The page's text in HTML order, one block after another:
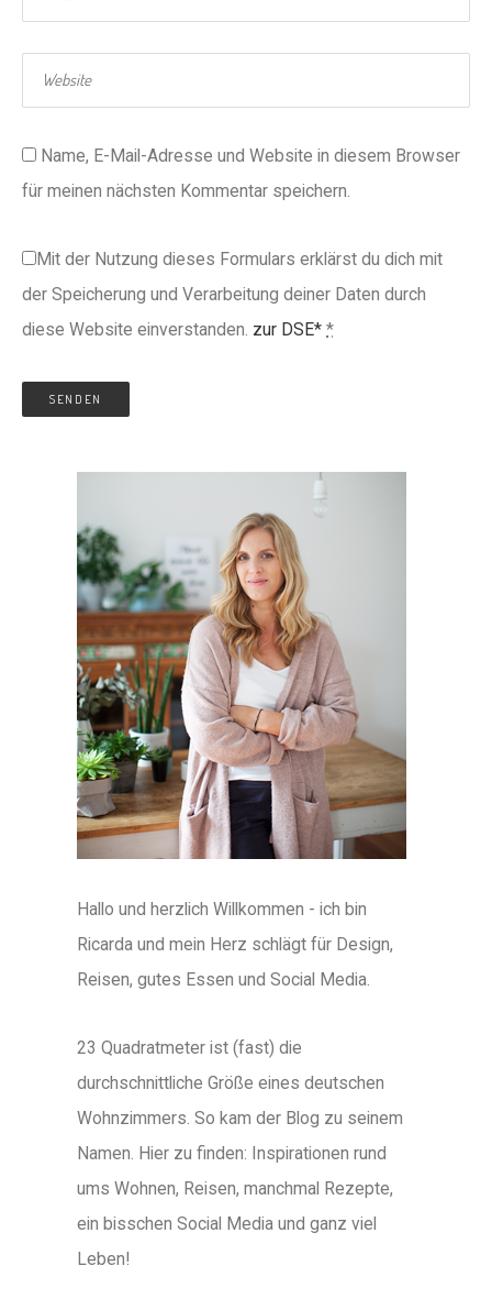
Name, E-Mail-Adresse und Website in diesem Browser
für meinen nächsten Kommentar speichern.
Mit der Nutzung dieses Formulars erklärst du dich mit
der Speicherung und Verarbeitung deiner Daten durch
diese Website einverstanden. zur DSE* *
Hallo und herzlich Willkommen - ich bin
Ricarda und mein Herz schlägt für Design,
Reisen, gutes Essen und Social Media.
23 Quadratmeter ist (fast) die
durchschnittliche Größe eines deutschen
Wohnzimmers. So kam der Blog zu seinem
Namen. Hier zu finden: Inspirationen rund
ums Wohnen, Reisen, manchmal Rezepte,
ein bisschen Social Media und ganz viel
Leben!